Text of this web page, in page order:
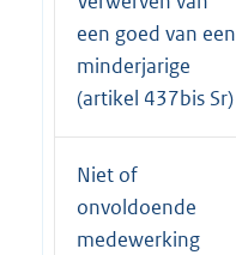
een goed van een
minderjarige
(artikel 437bis Sr)
Niet of
onvoldoende
medewerking